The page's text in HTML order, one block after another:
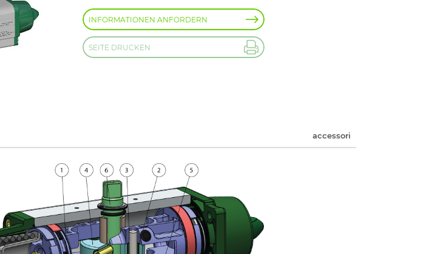
INFORMATIONEN ANFORDERN
SEITE DRUCKEN
accessori